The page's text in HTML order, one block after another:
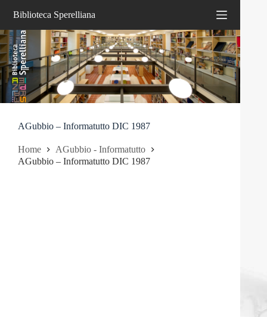
Biblioteca Sperelliana
AGubbio – Informatutto DIC 1987
Home
AGubbio - Informatutto
AGubbio – Informatutto DIC 1987